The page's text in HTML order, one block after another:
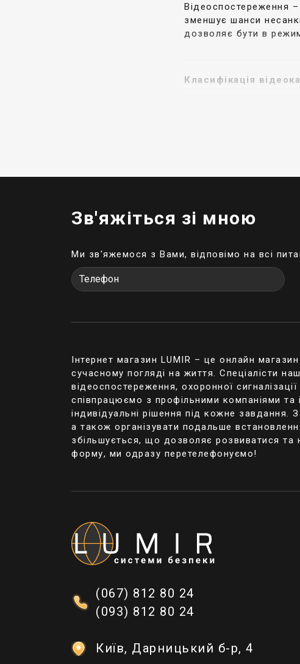
Відеоспостереження
зменшує шанси
дозволяє бути в
Класифікація
Мп) на сьогоднішній
сигнал
простота у
такі системи
Гібридна система
які дозволяють
підключать до
Мережева система
Такі камери
смартфон, тобто
відеокамер. Кожна з
інформацію щодо
комплекс з
простота у
простота
Різновиди систем
Види систем
цифровій апаратурі:
Зв'яжіться зі мною
Ми зв'яжемося з Вами, відповімо на всі
Інтернет магазин LUMIR – це онлайн
сучасному погляді на життя. Спеціалісти
відеоспостереження, охоронної
співпрацюємо з профільними компаніями та
індивідуальні рішення під кожне
а також організувати подальше
збільшується, що дозволяє розвиватися
форму, ми одразу перетелефонуємо!
(067) 812 80 24
(093) 812 80 24
Київ, Дарницький б-р, 4